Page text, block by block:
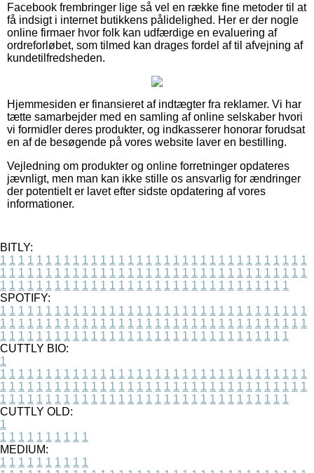
Facebook frembringer lige så vel en række fine metoder til at
få indsigt i internet butikkens pålidelighed. Her er der nogle
online firmaer hvor folk kan udfærdige en evaluering af
ordreforløbet, som tilmed kan drages fordel af til afvejning af
kundetilfredsheden.
Hjemmesiden er finansieret af indtægter fra reklamer. Vi har
tætte samarbejder med en samling af online selskaber hvori
vi formidler deres produkter, og indkasserer honorar forudsat
en af de besøgende på vores website laver en bestilling.
Vejledning om produkter og online forretninger opdateres
jævnligt, men man kan ikke stille os ansvarlig for ændringer
der potentielt er lavet efter sidste opdatering af vores
informationer.
BITLY:
1 1 1 1 1 1 1 1 1 1 1 1 1 1 1 1 1 1 1 1 1 1 1 1 1 1 1 1 1 1 1 1 1 1
1 1 1 1 1 1 1 1 1 1 1 1 1 1 1 1 1 1 1 1 1 1 1 1 1 1 1 1 1 1 1 1 1 1
1 1 1 1 1 1 1 1 1 1 1 1 1 1 1 1 1 1 1 1 1 1 1 1 1 1 1 1 1 1 1 1
SPOTIFY:
1 1 1 1 1 1 1 1 1 1 1 1 1 1 1 1 1 1 1 1 1 1 1 1 1 1 1 1 1 1 1 1 1 1
1 1 1 1 1 1 1 1 1 1 1 1 1 1 1 1 1 1 1 1 1 1 1 1 1 1 1 1 1 1 1 1 1 1
1 1 1 1 1 1 1 1 1 1 1 1 1 1 1 1 1 1 1 1 1 1 1 1 1 1 1 1 1 1 1 1
CUTTLY BIO:
1
1 1 1 1 1 1 1 1 1 1 1 1 1 1 1 1 1 1 1 1 1 1 1 1 1 1 1 1 1 1 1 1 1 1
1 1 1 1 1 1 1 1 1 1 1 1 1 1 1 1 1 1 1 1 1 1 1 1 1 1 1 1 1 1 1 1 1 1
1 1 1 1 1 1 1 1 1 1 1 1 1 1 1 1 1 1 1 1 1 1 1 1 1 1 1 1 1 1 1 1
CUTTLY OLD:
1
1 1 1 1 1 1 1 1 1 1
MEDIUM:
1 1 1 1 1 1 1 1 1 1